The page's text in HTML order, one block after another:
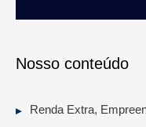
Nosso conteúdo
Renda Extra,